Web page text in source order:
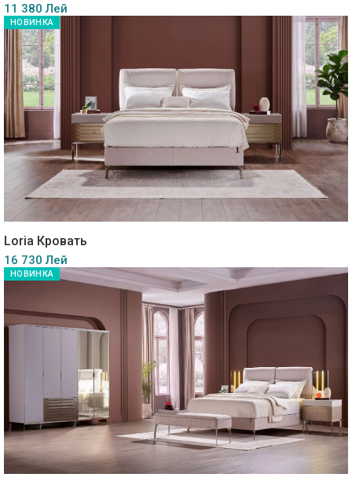
11 380 Лей
НОВИНКА
Loria Кровать
16 730 Лей
НОВИНКА